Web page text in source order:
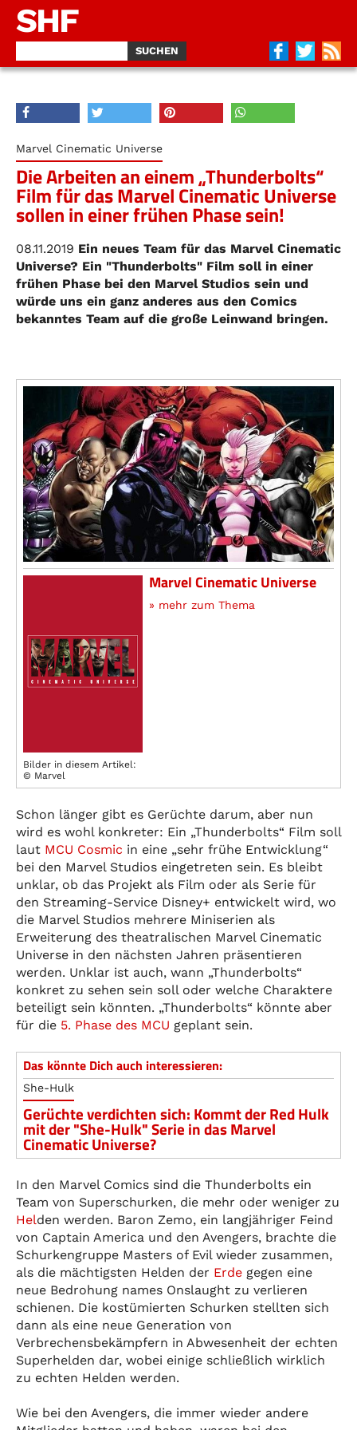
SHF
Marvel Cinematic Universe
Die Arbeiten an einem „Thunderbolts“
Film für das Marvel Cinematic Universe
sollen in einer frühen Phase sein!
08.11.2019 Ein neues Team für das Marvel Cinematic
Universe? Ein "Thunderbolts" Film soll in einer
frühen Phase bei den Marvel Studios sein und
würde uns ein ganz anderes aus den Comics
bekanntes Team auf die große Leinwand bringen.
Bilder in diesem Artikel:
© Marvel
Marvel Cinematic Universe
» mehr zum Thema
Schon länger gibt es Gerüchte darum, aber nun
wird es wohl konkreter: Ein „Thunderbolts“ Film soll
laut MCU Cosmic in eine „sehr frühe Entwicklung“
bei den Marvel Studios eingetreten sein. Es bleibt
unklar, ob das Projekt als Film oder als Serie für
den Streaming-Service Disney+ entwickelt wird, wo
die Marvel Studios mehrere Miniserien als
Erweiterung des theatralischen Marvel Cinematic
Universe in den nächsten Jahren präsentieren
werden. Unklar ist auch, wann „Thunderbolts“
konkret zu sehen sein soll oder welche Charaktere
beteiligt sein könnten. „Thunderbolts“ könnte aber
für die 5. Phase des MCU geplant sein.
Das könnte Dich auch interessieren:
She-Hulk
Gerüchte verdichten sich: Kommt der Red Hulk
mit der "She-Hulk" Serie in das Marvel
Cinematic Universe?
In den Marvel Comics sind die Thunderbolts ein
Team von Superschurken, die mehr oder weniger zu
Helden werden. Baron Zemo, ein langjähriger Feind
von Captain America und den Avengers, brachte die
Schurkengruppe Masters of Evil wieder zusammen,
als die mächtigsten Helden der Erde gegen eine
neue Bedrohung names Onslaught zu verlieren
schienen. Die kostümierten Schurken stellten sich
dann als eine neue Generation von
Verbrechensbekämpfern in Abwesenheit der echten
Superhelden dar, wobei einige schließlich wirklich
zu echten Helden werden.
Wie bei den Avengers, die immer wieder andere